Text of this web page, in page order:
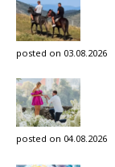
posted on 03.08.2026
posted on 04.08.2026